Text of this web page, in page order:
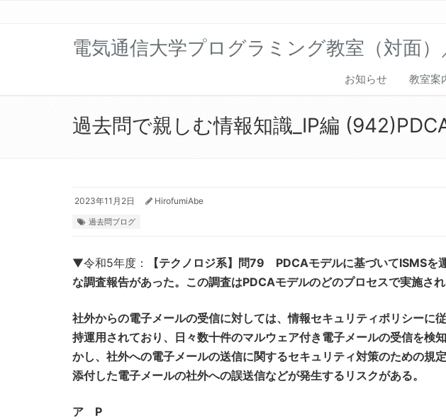
電気通信大学プログラミング教室（対面
お知らせ 教室案
過去問で親しむ情報知識_IP編
2023年11月2日 HirofumiAbe
過去問ブログ
▼令和5年度：
【テクノロジ系】問79 PDCAモデルに基づいてISMSを
な調査報告があった。この調査はPDCAモデルのどのプロセスで実施され
社外からの電子メールの受信に対しては、情報セキュリティポリシーに
持運用されており、日々数十件のマルウェア付き電子メールの受信を検
かし、社外への電子メールの送信に関するセキュリティ対策のための規
添付した電子メールの社外への誤送信などが発生するリスクがある。
ア P